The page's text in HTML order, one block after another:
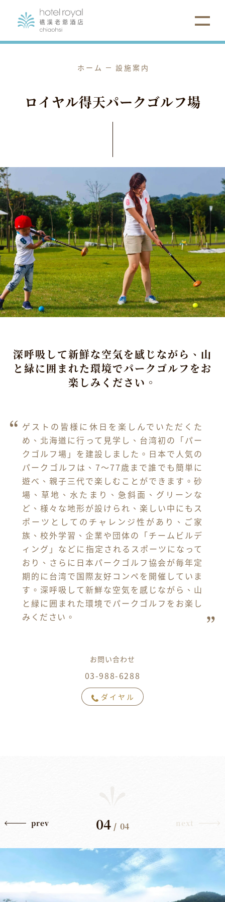
ホーム 設施案内
ロイ ヤル得天パークゴルフ場
深呼吸して新鮮な空気を感じながら、山
と緑に囲まれた環境でパークゴルフをお
楽しみください。
ゲストの皆様に休日を楽しんでいただくた
め、北海道に行って見学し、台湾初の「パー
クゴルフ場」を建設しました。日本で人気の
パークゴルフは、7～77歳まで誰でも簡単に
遊べ、親子三代で楽しむことができます。砂
場、草地、水たまり、急斜面、グリーンな
ど、様々な地形が設けられ、楽しい中にもス
ポーツとしてのチャレンジ性があり、ご家
族、校外学習、企業や団体の「チームビルデ
ィング」などに指定されるスポーツになって
おり、さらに日本パークゴルフ協会が毎年定
期的に台湾で国際友好コンペを開催していま
す。深呼吸して新鮮な空気を感じながら、山
と緑に囲まれた環境でパークゴルフをお楽し
みください。
お問い合わせ
03-988-6288
ダイヤル
prev 01/04 next